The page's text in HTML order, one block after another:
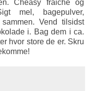
Cheasy fraiche og
mel, bagepulver,
Vend tilsidst
i. Bag dem i ca.
hvor store de er. Skru